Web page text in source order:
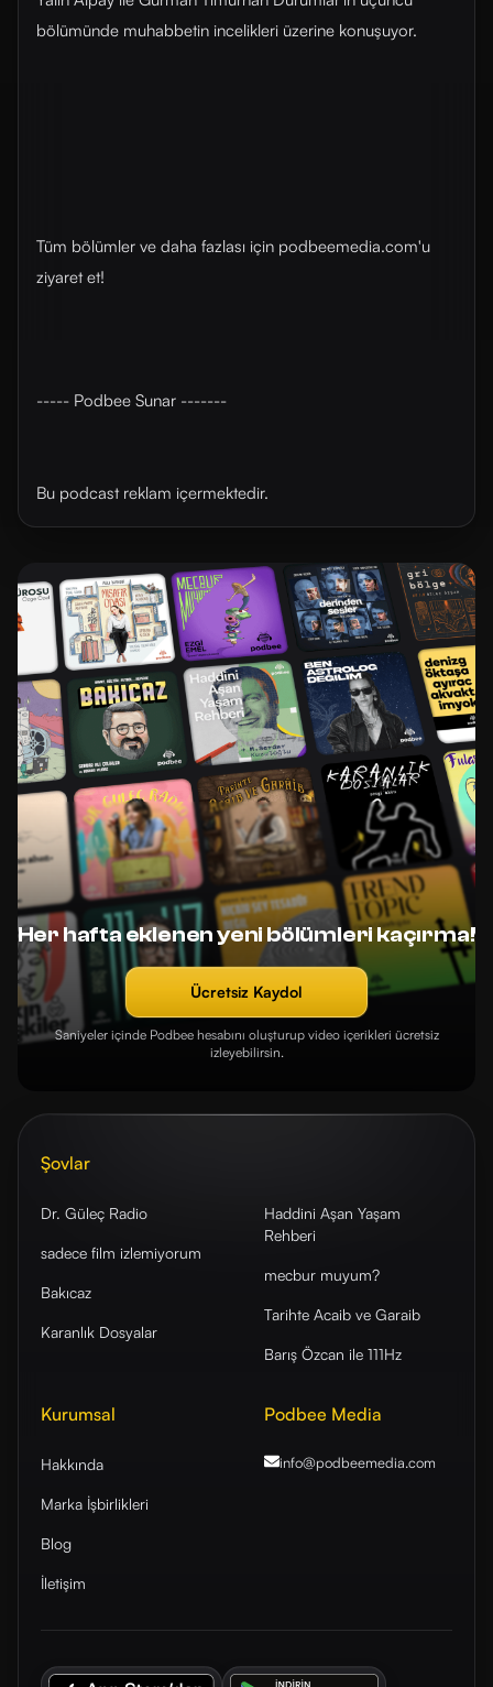
bölümünde muhabbetin incelikleri üzerine konuşuyor.
Tüm bölümler ve daha fazlası için ⁠⁠podbeemedia.com⁠⁠'u
ziyaret et!
----- Podbee Sunar -------
Bu podcast reklam içermektedir.
Her hafta eklenen yeni bölümleri kaçırma!
Ücretsiz Kaydol
Saniyeler içinde Podbee hesabını oluşturup video içerikleri ücretsiz
izleyebilirsin.
Şovlar
Dr. Güleç Radio
sadece film izlemiyorum
Bakıcaz
Karanlık Dosyalar
Haddini Aşan Yaşam
Rehberi
mecbur muyum?
Tarihte Acaib ve Garaib
Barış Özcan ile 111Hz
Kurumsal
Hakkında
Marka İşbirlikleri
Blog
İletişim
Podbee Media
info@podbeemedia.com